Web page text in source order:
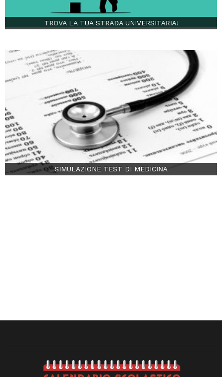
TROVA LA TUA STRADA UNIVERSITARIA!
SIMULAZIONE TEST DI MEDICINA